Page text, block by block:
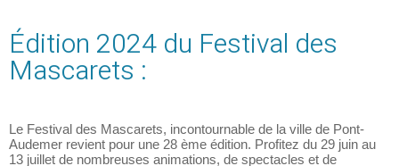
Édition 2024 du Festival des
Mascarets :
Le Festival des Mascarets, incontournable de la ville de Pont-
Audemer revient pour une 28 ème édition. Profitez du 29 juin au
13 juillet de nombreuses animations, de spectacles et de